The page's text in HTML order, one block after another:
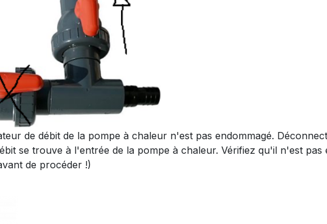
de débit de la pompe à chaleur n'est pas endommagé.
se trouve à l'entrée de la pompe à chaleur. Vérifiez qu'il n'est pas
de procéder !)